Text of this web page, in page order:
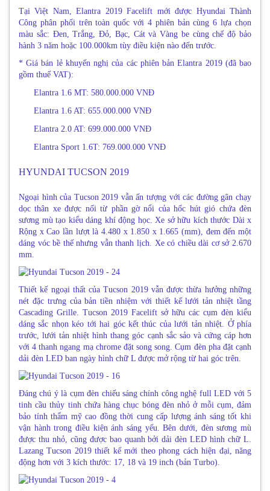
Tại Việt Nam, Elantra 2019 Facelift mới được Hyundai Thành
Công phân phối trên toàn quốc với 4 phiên bản cùng 6 lựa chọn
màu sắc: Đen, Trắng, Đỏ, Bạc, Cát và Vàng be cùng chế độ bảo
hành 3 năm hoặc 100.000km tùy điều kiện nào đến trước.
* Giá bán lẻ khuyến nghị của các phiên bản Elantra 2019 (đã bao
gồm thuế VAT):
Elantra 1.6 MT: 580.000.000 VNĐ
Elantra 1.6 AT: 655.000.000 VNĐ
Elantra 2.0 AT: 699.000.000 VNĐ
Elantra Sport 1.6T: 769.000.000 VNĐ
HYUNDAI TUCSON 2019
Ngoại hình của Tucson 2019 vẫn ấn tượng với các đường gân chạy
dọc thân xe được nối từ phần gờ nổi của hốc hút gió chứa đèn
sương mù tạo kiểu dáng khí động học. Xe sở hữu kích thước Dài x
Rộng x Cao lần lượt là 4.480 x 1.850 x 1.665 (mm), đem đến một
dáng vóc bề thế nhưng vẫn thanh lịch. Xe có chiều dài cơ sở 2.670
mm.
Thiết kế ngoại thất của Tucson 2019 vẫn được thừa hưởng những
nét đặc trưng của bản tiền nhiệm với thiết kế lưới tản nhiệt tầng
Cascading Grille. Tucson 2019 Facelift sở hữu các cụm đèn kiểu
dáng sắc nhọn kéo tới hai góc kết thúc của lưới tản nhiệt. Ở phía
trước, lưới tản nhiệt hình thang góc cạnh sắc sảo và cứng cáp hơn
với 4 thanh ngang mạ chrome đặt song song. Cụm đèn pha đặt cạnh
dải đèn LED ban ngày hình chữ L được mở rộng từ hai góc trên.
Đáng chú ý là cụm đèn chiếu sáng chính công nghệ full LED với 5
tinh cầu thủy tinh chứa hàng chục bóng đèn nhỏ ở mỗi cụm, đảm
bảo tính thẩm mỹ cao đồng thời cung cấp lượng ánh sáng tốt khi
vận hành trong điều kiện ánh sáng yếu. Bên dưới, đèn sương mù
được thu nhỏ, cũng được bao quanh bởi dải đèn LED hình chữ L.
Lazang Tucson 2019 thiết kế mới theo phong cách hiện đại, năng
động hơn với 3 kích thước: 17, 18 và 19 inch (bản Turbo).